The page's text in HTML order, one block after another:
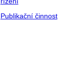
Publikační činnost